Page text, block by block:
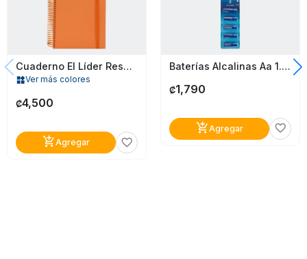
Cuaderno El Líder Resorte 200 Hojas Tapa Dura
widgetsVer más colores
₡4,500
add_shopping_cartAgregar favorite_border
Baterías Alcalinas Aa 1.5V Rayovac 5 Pack
₡1,790
add_shopping_cartAgregar favorite_border